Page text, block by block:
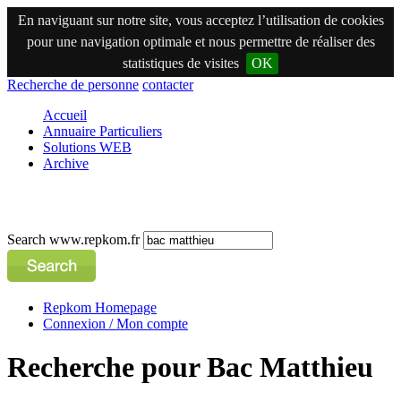
En naviguant sur notre site, vous acceptez l’utilisation de cookies
pour une navigation optimale et nous permettre de réaliser des
statistiques de visites
OK
Recherche de personne contacter
Accueil
Annuaire Particuliers
Solutions WEB
Archive
Search www.repkom.fr
Repkom Homepage
Connexion / Mon compte
Recherche pour Bac Matthieu